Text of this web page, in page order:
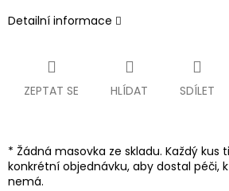
Detailní informace
ZEPTAT SE HLÍDAT SDÍLET
* Žádná masovka ze skladu. Každý kus
konkrétní objednávku, aby dostal péči,
nemá.